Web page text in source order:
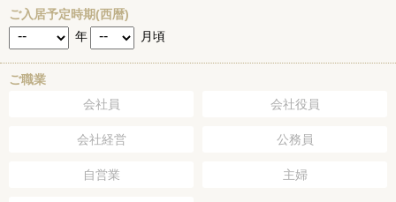
ご入居予定時期(西暦)
年
月頃
ご職業
会社員
会社役員
会社経営 公務員
自営業 主婦